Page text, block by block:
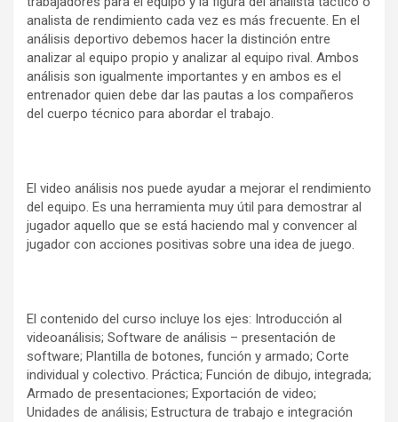
analista de rendimiento cada vez es más frecuente. En el
análisis deportivo debemos hacer la distinción entre
analizar al equipo propio y analizar al equipo rival. Ambos
análisis son igualmente importantes y en ambos es el
entrenador quien debe dar las pautas a los compañeros
del cuerpo técnico para abordar el trabajo.
El video análisis nos puede ayudar a mejorar el rendimiento
del equipo. Es una herramienta muy útil para demostrar al
jugador aquello que se está haciendo mal y convencer al
jugador con acciones positivas sobre una idea de juego.
El contenido del curso incluye los ejes: Introducción al
videoanálisis; Software de análisis – presentación de
software; Plantilla de botones, función y armado; Corte
individual y colectivo. Práctica; Función de dibujo, integrada;
Armado de presentaciones; Exportación de video;
Unidades de análisis; Estructura de trabajo e integración